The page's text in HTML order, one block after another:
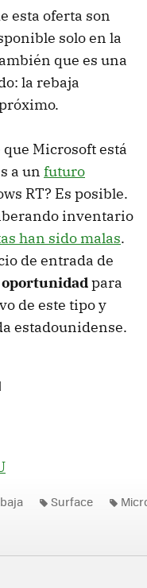
esta oferta son
solo en la
que es una
la rebaja
Microsoft está
a un futuro
RT? Es posible.
inventario
han sido malas.
de entrada de
para
de este tipo y
estadounidense.
Surface